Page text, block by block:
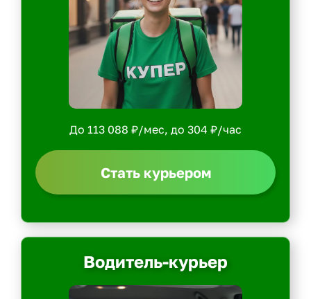
До 113 088 ₽/мес, до 304 ₽/час
Стать курьером
Водитель-курьер